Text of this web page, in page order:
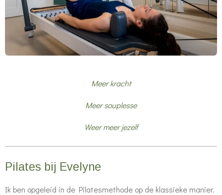
Meer kracht
Meer souplesse
Weer meer jezelf
Pilates bij Evelyne
Ik ben opgeleid in de Pilatesmethode op de klassieke manier.